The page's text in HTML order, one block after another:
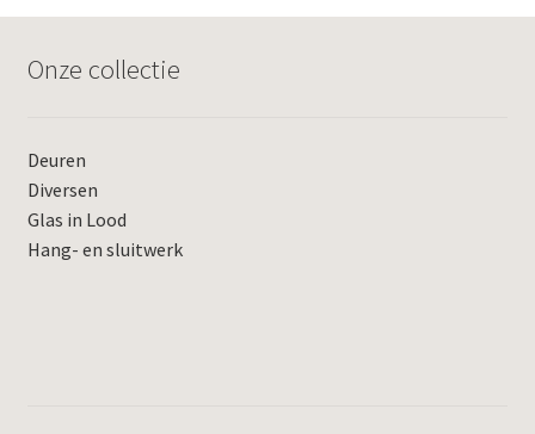
Onze collectie
Deuren
Diversen
Glas in Lood
Hang- en sluitwerk